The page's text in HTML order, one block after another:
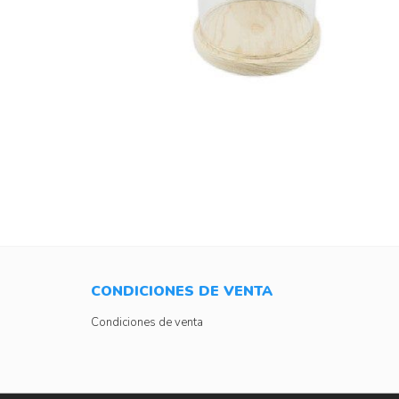
CONDICIONES DE VENTA
Condiciones de venta